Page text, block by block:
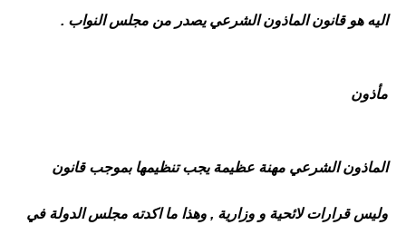
اليه هو قانون الماذون الشرعي يصدر من مجلس النواب .
مأذون
الماذون الشرعي مهنة عظيمة يجب تنظيمها بموجب قانون
وليس قرارات لائحية و وزارية , وهذا ما اكدته مجلس الدولة في